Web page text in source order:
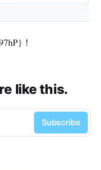
！
like this.
Subscribe